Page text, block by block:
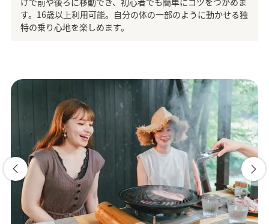
す。16歳以上利用可能。自分の体の一部のように動かせる独
特の乗り心地を楽しめます。